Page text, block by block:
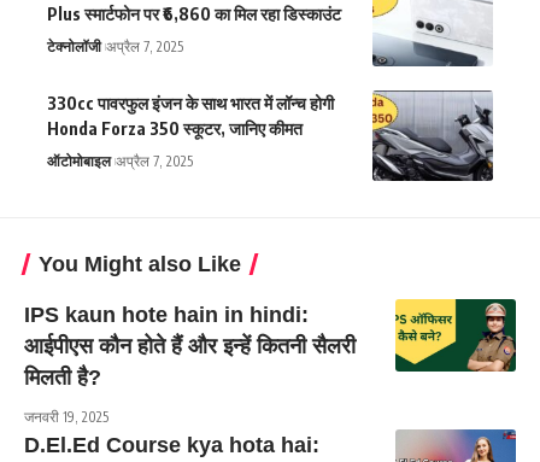
Plus स्मार्टफोन पर ₹6,860 का मिल रहा डिस्काउंट
टेक्नोलॉजी अप्रैल 7, 2025
330cc पावरफुल इंजन के साथ भारत में लॉन्च होगी
Honda Forza 350 स्कूटर, जानिए कीमत
ऑटोमोबाइल अप्रैल 7, 2025
You Might also Like
IPS kaun hote hain in hindi:
आईपीएस कौन होते हैं और इन्हें कितनी सैलरी
मिलती है?
जनवरी 19, 2025
D.El.Ed Course kya hota hai: